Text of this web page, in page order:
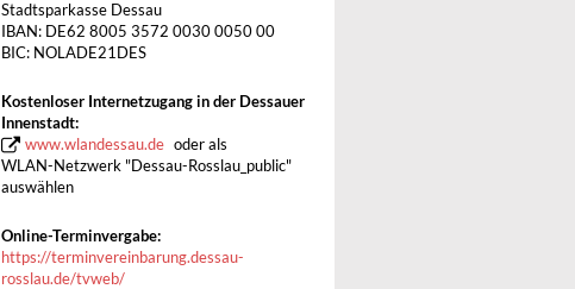
Stadtsparkasse Dessau
IBAN: DE62 8005 3572 0030 0050 00
BIC: NOLADE21DES
Kostenloser Internetzugang in der Dessauer
Innenstadt:
www.wlandessau.de oder als
WLAN-Netzwerk "Dessau-Rosslau_public"
auswählen
Online-Terminvergabe:
https://terminvereinbarung.dessau-
rosslau.de/tvweb/